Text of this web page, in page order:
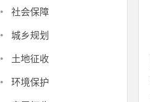
· 社会保障
· 城乡规划
· 土地征收
· 环境保护